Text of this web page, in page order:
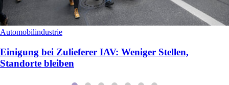
Automobilindustrie
Einigung bei Zulieferer IAV: Weniger Stellen,
Standorte bleiben